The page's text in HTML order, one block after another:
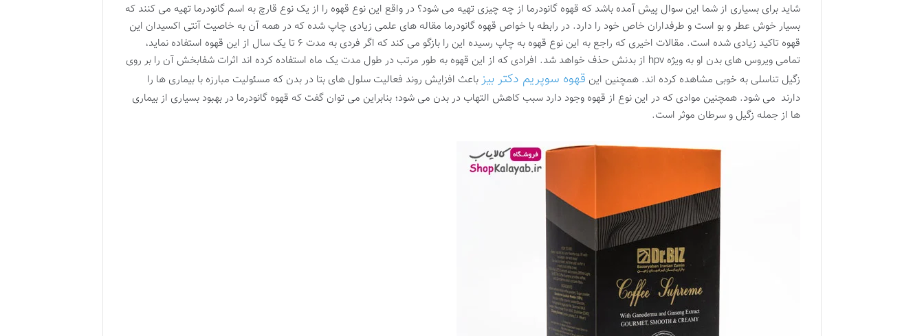
شاید برای بسیاری از شما این سوال پیش آمده باشد که قهوه گانودرما از چه چیزی تهیه می شود؟ در واقع این نوع قهوه را از یک نوع قارچ به اسم گانودرما تهیه می کنند که
بسیار خوش عطر و بو است و طرفداران خاص خود را دارد. در رابطه با خواص قهوه گانودرما مقاله های علمی زیادی چاپ شده که در همه آن به خاصیت آنتی اکسیدان این
قهوه تاکید زیادی شده است. مقالات اخیری که راجع به این نوع قهوه به چاپ رسیده این را بازگو می کند که اگر فردی به مدت ۶ تا یک سال از این قهوه استفاده نماید،
تمامی ویروس های بدن او به ویژه hpv از بدنش حذف خواهد شد. افرادی که از این قهوه به طور مرتب در طول مدت یک ماه استفاده کرده اند اثرات شفابخش آن را بر روی
زگیل تناسلی به خوبی مشاهده کرده اند. همچنین این قهوه سوپریم دکتر بیز باعث افزایش روند فعالیت سلول های بتا در بدن که مسئولیت مبارزه با بیماری ها را
دارند می شود. همچنین موادی که در این نوع از قهوه وجود دارد سبب کاهش التهاب در بدن می شود؛ بنابراین می توان گفت که قهوه گانودرما در بهبود بسیاری از بیماری
ها از جمله زگیل و سرطان موثر است.